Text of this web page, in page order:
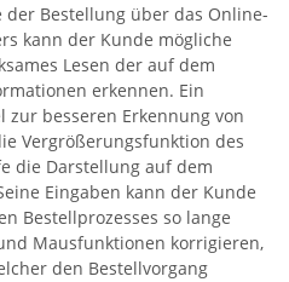
Bestellung über das Online-
kann der Kunde mögliche
Lesen der auf dem
erkennen. Ein
besseren Erkennung von
Vergrößerungsfunktion des
die Darstellung auf dem
Eingaben kann der Kunde
Bestellprozesses so lange
Mausfunktionen korrigieren,
den Bestellvorgang